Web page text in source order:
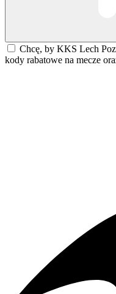
Chcę, by KKS Lech
kody rabatowe na mecze